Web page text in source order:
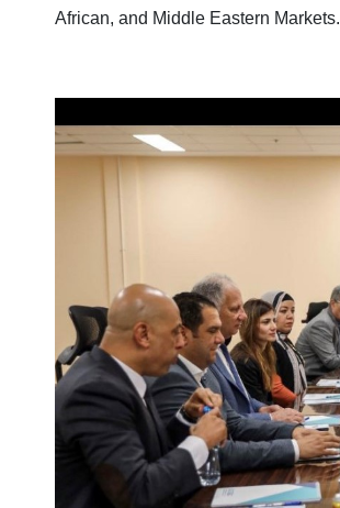
African, and Middle Eastern Markets.